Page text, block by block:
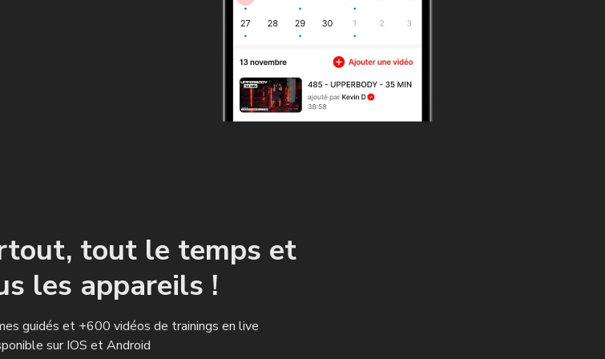
tout le temps et
les appareils !
guidés et +600 vidéos de trainings en live
sur IOS et Android